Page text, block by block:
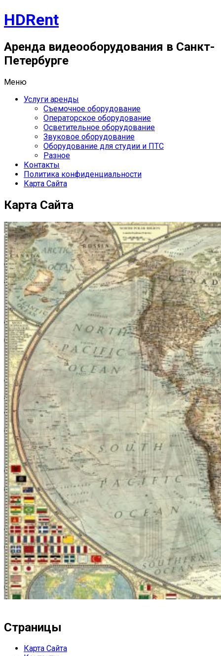
Перейти
кHDRent
Аренда видеооборудования в Санкт-
Петербурге
Меню
Услуги аренды
Съемочное оборудование
Операторское оборудование
Осветительное оборудование
Звуковое оборудование
Оборудование для студии и ПТС
Разное
Контакты
Политика конфиденциальности
Карта Сайта
Карта Сайта
Страницы
Карта Сайта